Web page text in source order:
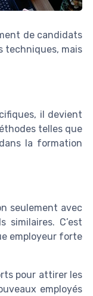
de candidats
techniques, mais
il devient
telles que
la formation
seulement avec
C’est
employeur forte
pour attirer les
employés